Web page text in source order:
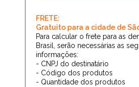
FRETE:
Gratuito para a cidade de
Para calcular o frete para as
Brasil, serão necessárias as
informações:
- CNPJ do destinatário
- Código dos produtos
- Quantidade dos produtos